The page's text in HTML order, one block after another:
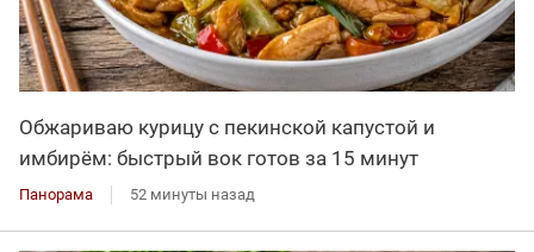
Обжариваю курицу с пекинской капустой и
имбирём: быстрый вок готов за 15 минут
Панорама 52 минуты назад